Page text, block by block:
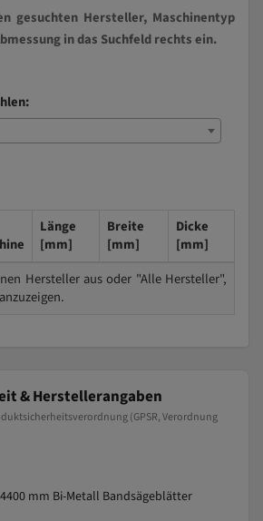
gesuchten Hersteller, Maschinentyp
in das Suchfeld rechts ein.
Länge
[mm]
Breite
[mm]
Dicke
[mm]
Hersteller aus oder "Alle Hersteller",
& Herstellerangaben
(GPSR, Verordnung
4400 mm Bi-Metall Bandsägeblätter